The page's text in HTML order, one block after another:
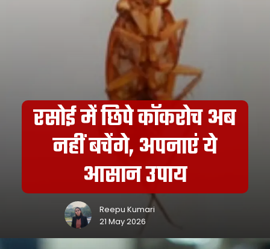
रसोई में छिपे कॉकरोच अब
नहीं बचेंगे, अपनाएं ये
आसान उपाय
Reepu Kumari
21 May 2026